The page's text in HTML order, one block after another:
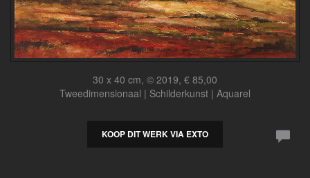
30 x 40 cm, © 2019, € 85,00
Tweedimensionaal | Schilderkunst | Aquarel
KOOP DIT WERK VIA EXTO